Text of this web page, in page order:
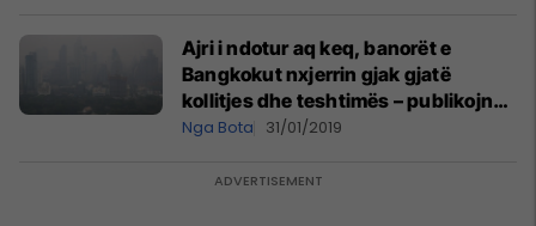
Ajri i ndotur aq keq, banorët e
Bangkokut nxjerrin gjak gjatë
kollitjes dhe teshtimës – publikojnë
fotografitë! (Foto)
Nga Bota 31/01/2019